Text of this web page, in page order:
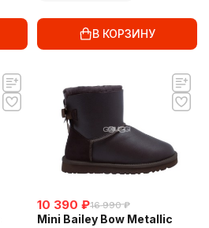
В КОРЗИНУ
10 390 ₽16 990 ₽
Mini Bailey Bow Metallic